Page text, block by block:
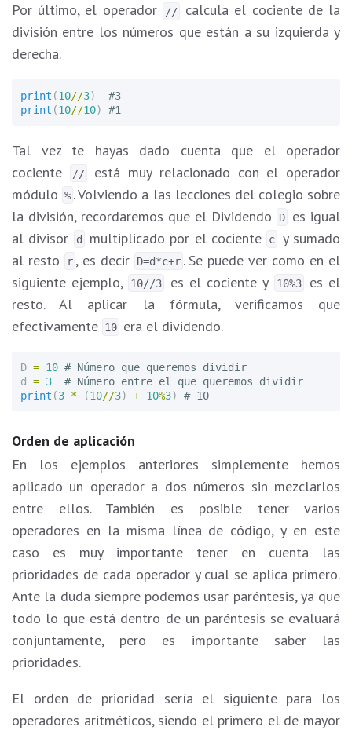
Por último, el operador
//
calcula el cociente de la
división entre los números que están a su izquierda y
derecha.
print (10//3)
print (10//10)
Tal vez te hayas dado cuenta que el operador
cociente
//
está muy relacionado con el operador
módulo % . Volviendo a las lecciones del colegio sobre
la división, recordaremos que el Dividendo
D
es igual
al divisor
d multiplicado por el cociente c
y sumado
al resto
r , es decir D=d*c+r . Se puede ver como en el
siguiente ejemplo,
10//3 es el cociente y 10%3
es el
resto. Al aplicar la fórmula, verificamos que
efectivamente 10 era el dividendo.
D = 10
d
= 3
print (3 * (10//3) + 10%3)
Orden de aplicación
En los ejemplos anteriores simplemente hemos
aplicado un operador a dos números sin mezclarlos
entre ellos. También es posible tener varios
operadores en la misma línea de código, y en este
caso es muy importante tener en cuenta las
prioridades de cada operador y cual se aplica primero.
Ante la duda siempre podemos usar paréntesis, ya que
todo lo que está dentro de un paréntesis se evaluará
conjuntamente, pero es importante saber las
prioridades.
El orden de prioridad sería el siguiente para los
operadores aritméticos, siendo el primero el de mayor